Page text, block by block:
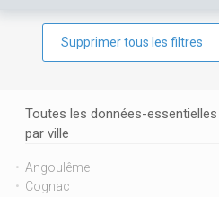
Supprimer tous les filtres
Toutes les données-essentielles
par ville
Angoulême
Cognac